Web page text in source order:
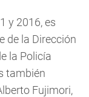
y 2016, es
de la Dirección
la Policía
también
Fujimori,